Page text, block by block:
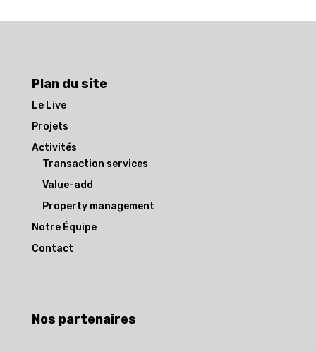
Plan du site
Le Live
Projets
Activités
Transaction services
Value-add
Property management
Notre Équipe
Contact
Nos partenaires